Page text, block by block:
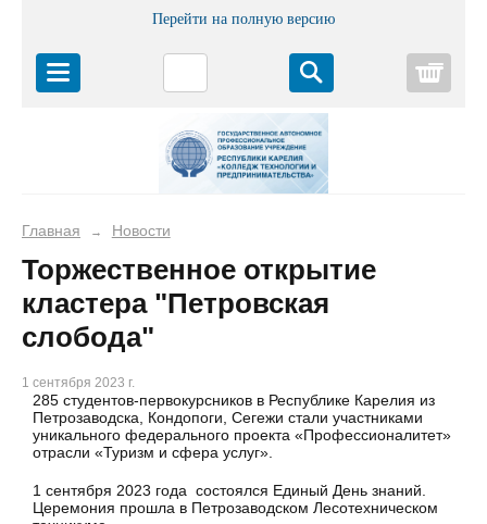
Перейти на полную версию
Главная → Новости
Торжественное открытие
кластера "Петровская
слобода"
1 сентября 2023 г.
285 студентов-первокурсников в Республике Карелия из
Петрозаводска, Кондопоги, Сегежи стали участниками
уникального федерального проекта «Профессионалитет»
отрасли «Туризм и сфера услуг».
1 сентября 2023 года состоялся Единый День знаний.
Церемония прошла в Петрозаводском Лесотехническом